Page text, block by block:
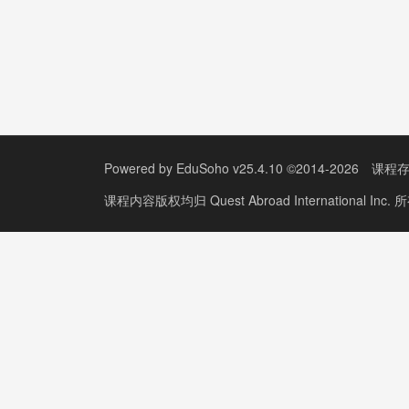
Powered by EduSoho v25.4.10 ©2014-2026
课程
课程内容版权均归 Quest Abroad International Inc.